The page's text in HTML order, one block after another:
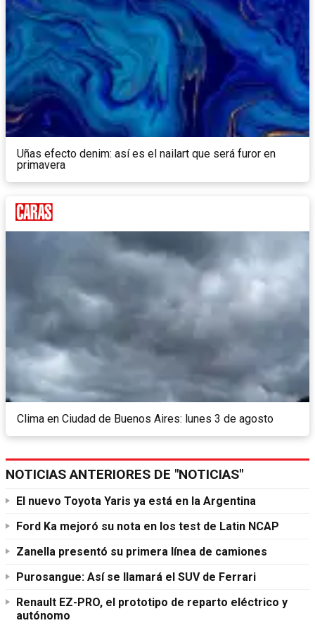
Uñas efecto denim: así es el nailart que será furor en
primavera
Clima en Ciudad de Buenos Aires: lunes 3 de agosto
NOTICIAS ANTERIORES DE "NOTICIAS"
El nuevo Toyota Yaris ya está en la Argentina
Ford Ka mejoró su nota en los test de Latin NCAP
Zanella presentó su primera línea de camiones
Purosangue: Así se llamará el SUV de Ferrari
Renault EZ-PRO, el prototipo de reparto eléctrico y
autónomo